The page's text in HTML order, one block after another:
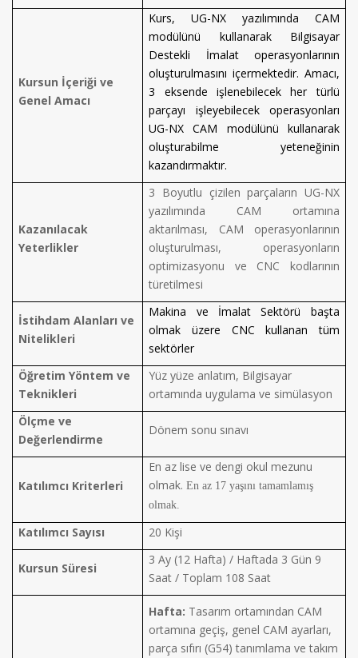
Kursun İçeriği ve
Genel Amacı
Kurs, UG-NX yazılımında CAM
modülünü kullanarak Bilgisayar
Destekli İmalat operasyonlarının
oluşturulmasını içermektedir. Amacı,
3 eksende işlenebilecek her türlü
parçayı işleyebilecek operasyonları
UG-NX CAM modülünü kullanarak
oluşturabilme yeteneğinin
kazandırmaktır.
Kazanılacak
Yeterlikler
3 Boyutlu çizilen parçaların UG-NX
yazılımında CAM ortamına
aktarılması, CAM operasyonlarının
oluşturulması, operasyonların
optimizasyonu ve CNC kodlarının
türetilmesi
İstihdam Alanları ve
Nitelikleri
Makina ve İmalat Sektörü başta
olmak üzere CNC kullanan tüm
sektörler
Öğretim Yöntem ve
Teknikleri
Yüz yüze anlatım, Bilgisayar
ortamında uygulama ve simülasyon
Ölçme ve
Değerlendirme
Dönem sonu sınavı
Katılımcı Kriterleri
En az lise ve dengi okul mezunu
olmak.En az 17 yaşını tamamlamış
olmak.
Katılımcı Sayısı 20 Kişi
Kursun Süresi
3 Ay (12 Hafta) / Haftada 3 Gün 9
Saat / Toplam 108 Saat
Hafta: Tasarım ortamından CAM
ortamına geçiş, genel CAM ayarları,
parça sıfırı (G54) tanımlama ve takım